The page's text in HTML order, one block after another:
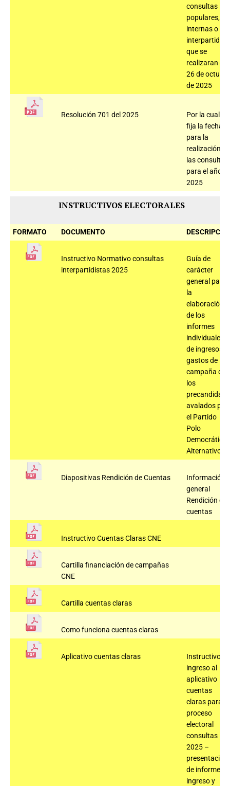
consultas
populares,
internas o
que se
realizaran el
26 de octubre
de 2025
Resolución 701 del 2025
Por la cual
fija la fecha
para la
realización de
las consultas
para el año
2025
INSTRUCTIVOS ELECTORALES
FORMATO DOCUMENTO
Instructivo Normativo consultas
interpartidistas 2025
Guía de
carácter
general para
la
elaboración
de los
informes
individuales
de ingresos y
gastos de
campaña de
los
avalados por
el Partido
Polo
Democrático
Alternativo
Diapositivas Rendición de Cuentas
Información
general
Rendición de
cuentas
Instructivo Cuentas Claras CNE
Cartilla financiación de campañas
CNE
Cartilla cuentas claras
Como funciona cuentas claras
Aplicativo cuentas claras
Instructivo
ingreso al
aplicativo
cuentas
claras para el
proceso
electoral
consultas
2025 –
presentación
de informe de
ingreso y